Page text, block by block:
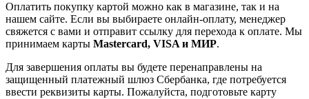
Оплатить покупку картой можно как в магазине, так и на
нашем сайте. Если вы выбираете онлайн-оплату, менеджер
свяжется с вами и отправит ссылку для перехода к оплате. Мы
принимаем карты Mastercard, VISA и МИР.
Для завершения оплаты вы будете перенаправлены на
защищенный платежный шлюз Сбербанка, где потребуется
ввести реквизиты карты. Пожалуйста, подготовьте карту